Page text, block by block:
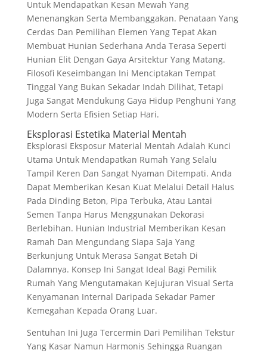
Untuk Mendapatkan Kesan Mewah Yang
Menenangkan Serta Membanggakan. Penataan Yang
Cerdas Dan Pemilihan Elemen Yang Tepat Akan
Membuat Hunian Sederhana Anda Terasa Seperti
Hunian Elit Dengan Gaya Arsitektur Yang Matang.
Filosofi Keseimbangan Ini Menciptakan Tempat
Tinggal Yang Bukan Sekadar Indah Dilihat, Tetapi
Juga Sangat Mendukung Gaya Hidup Penghuni Yang
Modern Serta Efisien Setiap Hari.
Eksplorasi Estetika Material Mentah
Eksplorasi Eksposur Material Mentah Adalah Kunci
Utama Untuk Mendapatkan Rumah Yang Selalu
Tampil Keren Dan Sangat Nyaman Ditempati. Anda
Dapat Memberikan Kesan Kuat Melalui Detail Halus
Pada Dinding Beton, Pipa Terbuka, Atau Lantai
Semen Tanpa Harus Menggunakan Dekorasi
Berlebihan. Hunian Industrial Memberikan Kesan
Ramah Dan Mengundang Siapa Saja Yang
Berkunjung Untuk Merasa Sangat Betah Di
Dalamnya. Konsep Ini Sangat Ideal Bagi Pemilik
Rumah Yang Mengutamakan Kejujuran Visual Serta
Kenyamanan Internal Daripada Sekadar Pamer
Kemegahan Kepada Orang Luar.
Sentuhan Ini Juga Tercermin Dari Pemilihan Tekstur
Yang Kasar Namun Harmonis Sehingga Ruangan